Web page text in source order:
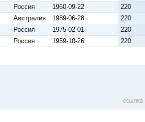
Россия 1960-09-22 220
Австралия 1989-06-28 220
Россия 1975-02-01 220
Россия 1959-10-26 220
ссылка